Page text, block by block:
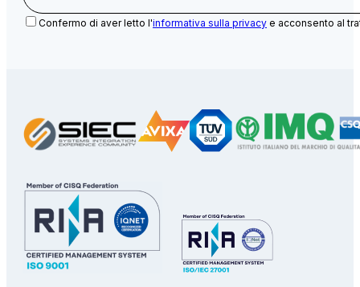
Confermo di aver letto l'informativa sulla privacy e acconsento al